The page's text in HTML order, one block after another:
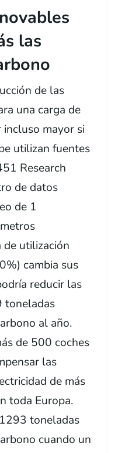
las
de las
una carga de
mayor si
utilizan fuentes
Research
de datos
de 1
de utilización
cambia sus
reducir las
toneladas
al año.
de 500 coches
las
de más
toda Europa.
toneladas
cuando un